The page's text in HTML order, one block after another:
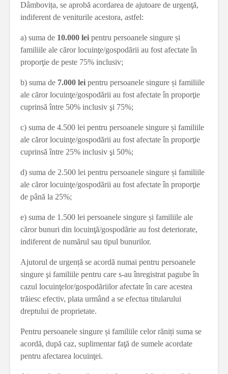
Dâmbovița, se aprobă acordarea de ajutoare de urgenţă,
indiferent de veniturile acestora, astfel:
a) suma de 10.000 lei pentru persoanele singure și
familiile ale căror locuinţe/gospodării au fost afectate în
proporţie de peste 75% inclusiv;
b) suma de 7.000 lei pentru persoanele singure și familiile
ale căror locuinţe/gospodării au fost afectate în proporţie
cuprinsă între 50% inclusiv şi 75%;
c) suma de 4.500 lei pentru persoanele singure și familiile
ale căror locuinţe/gospodării au fost afectate în proporţie
cuprinsă între 25% inclusiv şi 50%;
d) suma de 2.500 lei pentru persoanele singure și familiile
ale căror locuinţe/gospodării au fost afectate în proporţie
de până la 25%;
e) suma de 1.500 lei persoanele singure și familiile ale
căror bunuri din locuinţă/gospodărie au fost deteriorate,
indiferent de numărul sau tipul bunurilor.
Ajutorul de urgență se acordă numai pentru persoanele
singure şi familiile pentru care s-au înregistrat pagube în
cazul locuinţelor/gospodăriilor afectate în care acestea
trăiesc efectiv, plata urmând a se efectua titularului
dreptului de proprietate.
Pentru persoanele singure și familiile celor răniți suma se
acordă, după caz, suplimentar faţă de sumele acordate
pentru afectarea locuinţei.